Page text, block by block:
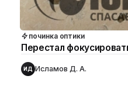
починка оптики
Перестал
ИД Исламов Д. А.